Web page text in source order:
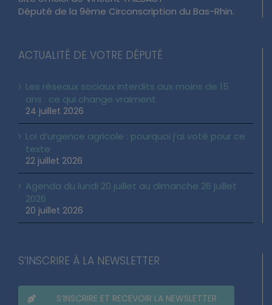
Site officiel de Vincent THIÉBAUT
Les réseaux sociaux interdits aux moins de 15
ans : ce qui change vraiment
24 juillet 2026
Loi d’urgence agricole : pourquoi j’ai voté pour ce
texte
22 juillet 2026
Agenda du lundi 20 juillet au dimanche 26 juillet
2026
20 juillet 2026